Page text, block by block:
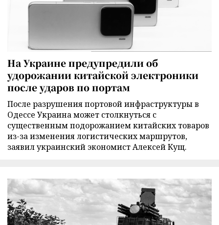
На Украине предупредили об
удорожании китайской электроники
после ударов по портам
После разрушения портовой инфраструктуры в
Одессе Украина может столкнуться с
существенным подорожанием китайских товаров
из-за изменения логистических маршрутов,
заявил украинский экономист Алексей Кущ.